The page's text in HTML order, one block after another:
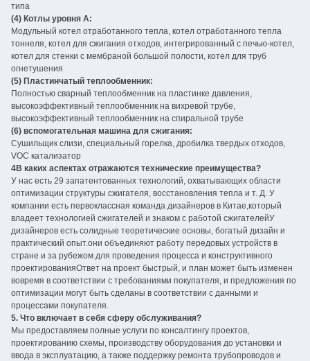
типа
(4) Котлы уровня А:
Модульный котел отработанного тепла, котел отработанного тепла
тоннеля, котел для сжигания отходов, интегрированный с печью-котел,
котел для стенки с мембраной большой полости, котел для труб
огнетушения
(5) Пластинчатый теплообменник:
Полностью сварный теплообменник на пластинке давления,
высокоэффективный теплообменник на вихревой трубе,
высокоэффективный теплообменник на спиральной трубе
(6) вспомогательная машина для сжигания:
Сушильщик слизи, специальный горелка, дробилка твердых отходов,
VOC катализатор
4В каких аспектах отражаются технические преимущества?
У нас есть 29 запатентованных технологий, охватывающих области
оптимизации структуры сжигателя, восстановления тепла и т. Д. У
компании есть первоклассная команда дизайнеров в Китае,который
владеет технологией сжигателей и знаком с работой сжигателейУ
дизайнеров есть солидные теоретические основы, богатый дизайн и
практический опыт.они объединяют работу передовых устройств в
стране и за рубежом для проведения процесса и конструктивного
проектированияОтвет на проект быстрый, и план может быть изменен
вовремя в соответствии с требованиями покупателя, и предложения по
оптимизации могут быть сделаны в соответствии с данными и
процессами покупателя.
5. Что включает в себя сферу обслуживания?
Мы предоставляем полные услуги по консалтингу проектов,
проектированию схемы, производству оборудования до установки и
ввода в эксплуатацию, а также поддержку ремонта трубопроводов и